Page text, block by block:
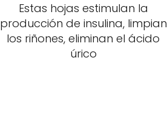
Estas hojas estimulan la
producción de insulina, limpian
los riñones, eliminan el ácido
úrico